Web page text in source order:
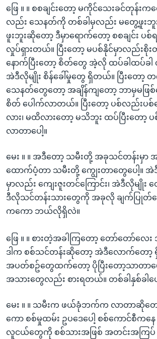
ဖြေ ။ ။ စစချင်းတော့ မကိုင်သေးခင်တုန်
လည်း သေနတ်ကို တစ်ခါမှလည်း မတွေ့ဖူးဘူ
ဖူးဘူးဆိုတော့ ဒီမှာရောက်တော့ စစချင်း
လှုပ်ရှားတယ်။ ပြီးတော့ မပစ်နိုင်မှာလည်းစို
နောက်ပြီးတော့ စိတ်တွေ အဲ့လို ထပ်ခါထပ်ခါ
အဲဒီလိုမျိုး စိန်ခေါ်မှုတွေ ရှိတယ်။ ပြီးတော့
သေနတ်တွေတော့ အချိန်ကျတော့ ဘာမှမဖြစ်
စိတ် ပေါက်လာတယ်။ ပြီးတော့ ပစ်လည်းပ
လား၊ မထိလားတော့ မသိဘူး ထပ်ပြီးတော့ ပ
လာတာပေါ့။
မေး ။ ။ အဒီတော့ သမီးတို့ အခုသင်တန်းမှာ အ
ထောက်ပံ့တာ သမီးတို့ ကျွေးတာတွေပေါ့။ အဲဒီ
မှာလည်း ကျေးဇူးတင်ကြောင်း၊ အဲဒီလိုမျို
ဒီလိုသင်တန်းသားတွေကို အခုလို ချက်ပြုတ်က
ကကော ဘယ်လိုရှိလဲ။
ဖြေ ။ ။ စားတဲ့အခါကြတော့ တော်တော်လေ
ဒါက စစ်သင်တန်းဆိုတော့ အဲဒီလောက်တော့ ရှိမှ
အပတ်စဥ်တွေထက်တော့ ပိုပြီးတော့သာတာ
အသားတွေလည်း စားရတယ်။ တစ်ခါနှစ်ခါပေ
မေး ။ ။ သမီးက ဖယ်ခုံဘက်က လာတာဆိုတ
ကော စစ်မှုထမ်း ဥပဒေပေါ့ စစ်ကောင်စီက
လူငယ်တွေကို စစ်သားအဖြစ် အတင်းအကြပ်